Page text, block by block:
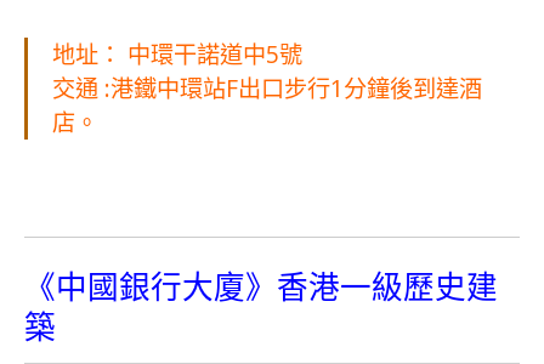
地址： 中環干諾道中5號
交通 :港鐵中環站F出口步行1分鐘後到達酒
店。
《中國銀行大廈》香港一級歷史建
築